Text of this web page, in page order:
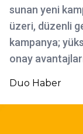
sunan yeni
üzeri, düzenli
kampanya;
onay
Duo Haber